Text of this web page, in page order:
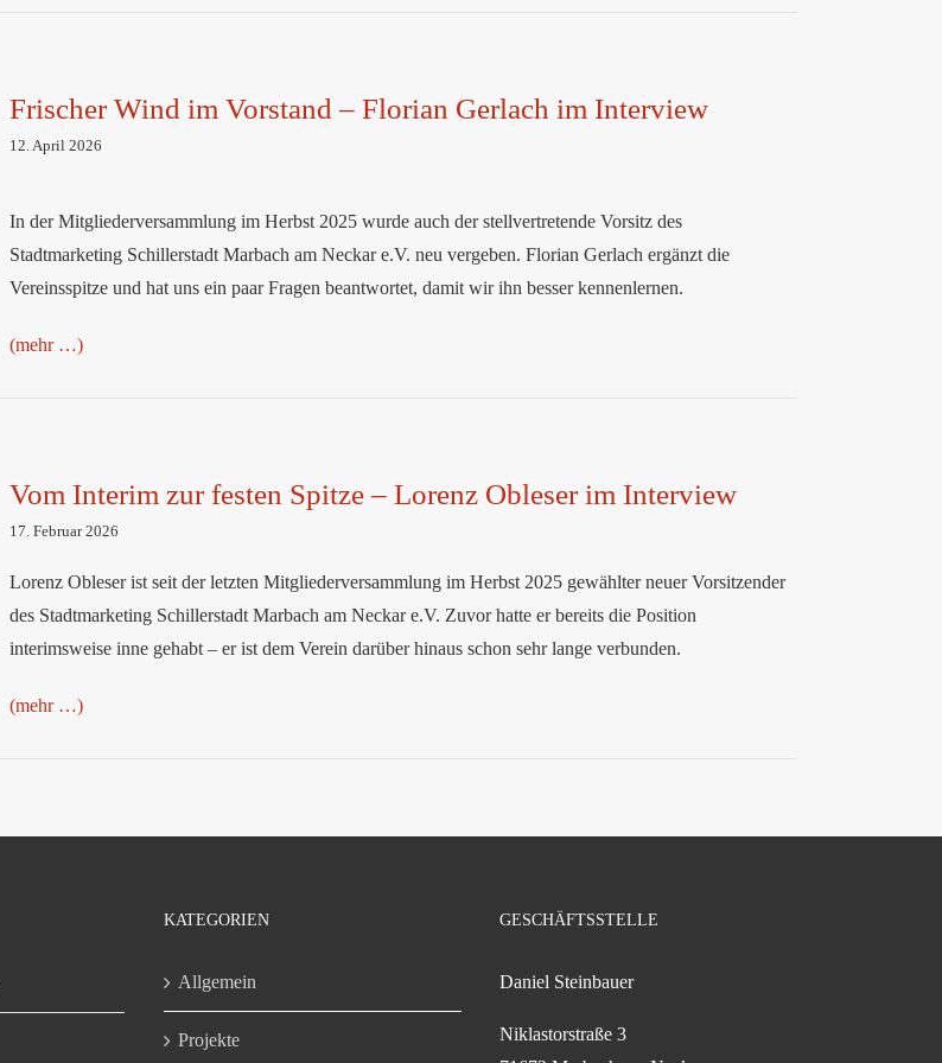
Frischer Wind im Vorstand – Florian Gerlach im Interview
12. April 2026
In der Mitgliederversammlung im Herbst 2025 wurde auch der stellvertretende Vorsitz des
Stadtmarketing Schillerstadt Marbach am Neckar e.V. neu vergeben. Florian Gerlach ergänzt die
Vereinsspitze und hat uns ein paar Fragen beantwortet, damit wir ihn besser kennenlernen.
(mehr …)
Vom Interim zur festen Spitze – Lorenz Obleser im Interview
17. Februar 2026
Lorenz Obleser ist seit der letzten Mitgliederversammlung im Herbst 2025 gewählter neuer Vorsitzender
des Stadtmarketing Schillerstadt Marbach am Neckar e.V. Zuvor hatte er bereits die Position
interimsweise inne gehabt – er ist dem Verein darüber hinaus schon sehr lange verbunden.
(mehr …)
KATEGORIEN
Allgemein
Projekte
GESCHÄFTSSTELLE
Daniel Steinbauer
Niklastorstraße 3